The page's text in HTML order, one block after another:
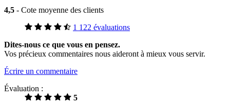
4,5 - Cote moyenne des clients
1 122 évaluations
Dites-nous ce que vous en pensez.
Vos précieux commentaires nous aideront à mieux vous servir.
Écrire un commentaire
Évaluation :
5